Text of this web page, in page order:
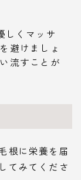
しくマッサ
避けましょ
流すことが
根に栄養を届
てみてくださ